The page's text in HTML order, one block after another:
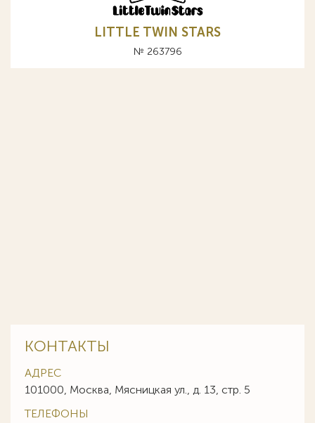
LITTLE TWIN STARS
№ 263796
КОНТАКТЫ
АДРЕС
101000, Москва, Мясницкая ул., д. 13, стр. 5
ТЕЛЕФОНЫ